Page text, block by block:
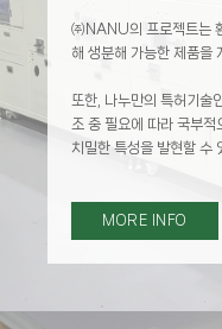
㈜NANU의 프로젝트는
해 생분해 가능한 제품을
또한, 나누만의 특허기술
조 중 필요에 따라 국부적
치밀한 특성을 발현할 수
MORE INFO
㈜NANU의 프로젝트는
해 생분해 가능한 제품을
또한, 나누만의 특허기술
조 중 필요에 따라 국부적
치밀한 특성을 발현할 수
MORE INFO
㈜NANU의 프로젝트는
해 생분해 가능한 제품을
또한, 나누만의 특허기술
조 중 필요에 따라 국부적
치밀한 특성을 발현할 수
MORE INFO